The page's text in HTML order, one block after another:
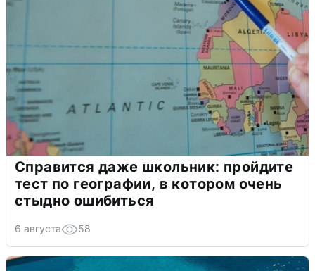
Справится даже школьник: пройдите
тест по географии, в котором очень
стыдно ошибиться
6 августа 58